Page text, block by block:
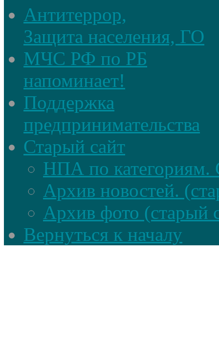
Антитеррор,
Защита населения, ГО
МЧС РФ по РБ
напоминает!
Поддержка
предпринимательства
Старый сайт
НПА по категориям.
Архив новостей.
Архив фото (старый
Вернуться к началу